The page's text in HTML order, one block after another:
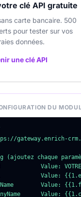
clé API gratuite
carte bancaire. 500
pour tester sur vos
données.
une clé API
DU
gateway.enrich-
(ajoutez chaque
Value:
Value:
Value:
Value: